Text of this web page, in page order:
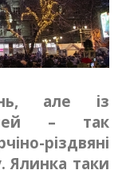
але із
– так
різдвяні
Ялинка таки